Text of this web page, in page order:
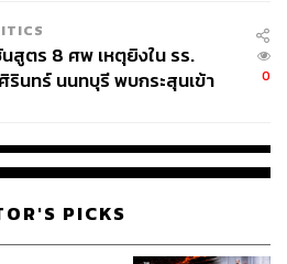
สูตร 8 ศพ เหตุยิงใน รร.
รินทร์ นนทบุรี พบกระสุนเข้า
0
PICKS